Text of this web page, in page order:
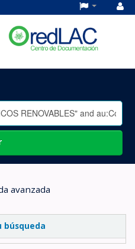
avanzada
búsqueda